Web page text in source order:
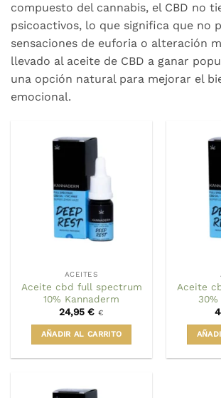
compuesto del cannabis, el CBD no
psicoactivos, lo que significa que no
sensaciones de euforia o alteración
llevado al aceite de CBD a ganar
una opción natural para mejorar el
emocional.
ACEITES
Aceite cbd full spectrum
10% Kannaderm
24,95 € €
AÑADIR AL CARRITO
Aceite